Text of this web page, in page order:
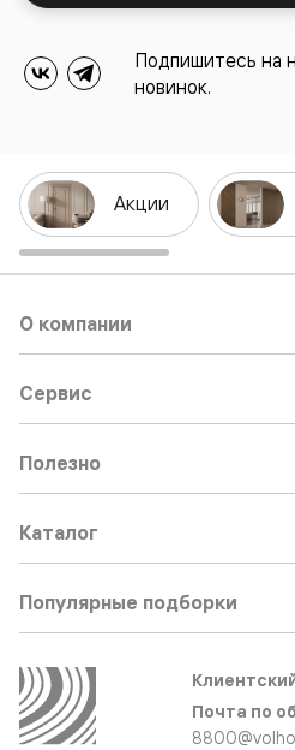
Подпишитесь на
новинок.
Акции
О компании
Сервис
Полезно
Каталог
Популярные подборки
Почта по